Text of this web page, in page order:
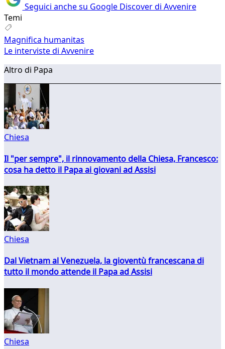
Seguici anche su Google Discover di Avvenire
Temi
Magnifica humanitas
Le interviste di Avvenire
Altro di Papa
Chiesa
Il "per sempre", il rinnovamento della Chiesa, Francesco:
cosa ha detto il Papa ai giovani ad Assisi
Chiesa
Dal Vietnam al Venezuela, la gioventù francescana di
tutto il mondo attende il Papa ad Assisi
Chiesa